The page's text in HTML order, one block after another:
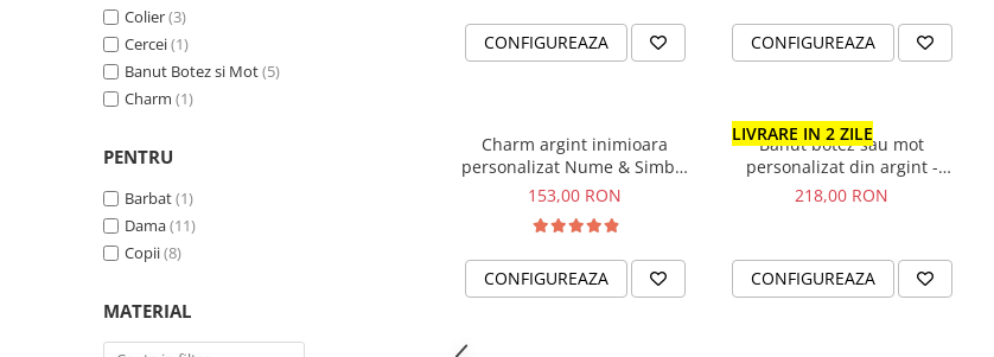
Prietena
Colier(3)
Cercei(1)
Banut Botez si Mot(5)
Charm (1)
PENTRU
Barbat(1)
Dama(11)
Copii(8)
MATERIAL
CONFIGUREAZA CONFIGUREAZA
Charm argint inimioara
personalizat Nume & Simbol
Cadou Nasa
153,00 RON
CONFIGUREAZA
LIVRARE IN 2 ZILE
Banut botez sau mot
personalizat din argint -
Nume & Simbol
218,00 RON
CONFIGUREAZA